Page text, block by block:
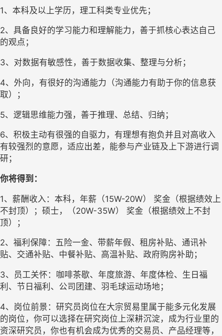
1、本科及以上学历，理工科类专业优先；
2、具备良好的学习能力和理解能力，善于抓核心表达自己
的观点；
3、对数据有敏感性，善于数据收集、整理与分析；
4、外向，有很好的沟通能力（沟通能力有助于你的信息获
取）；
5、逻辑思维能力强，善于推理、总结、归纳；
6、积极主动有很强的自驱力，有理想有抱负并且对高收入
有较强烈的意愿，适应出差，能参与产业链及上下游进行调
研；
你将得到：
1、薪酬收入：本科，年薪（15W-20W） 奖金（根据绩效上
不封顶）；硕士，（20W-35W） 奖金（根据绩效上不封
顶）；
2、福利保障：五险一金、带薪年假、租房补贴、通讯补
贴、交通补贴、中餐补贴、高温补贴、政府购房补助；
3、员工关怀：咖啡茶歇、年度旅游、年度体检、生日福
利、节日福利、公司团建、羽毛球运动场地；
4、岗位前景：研究员岗位在大宗贸易里属于能多元化发展
的岗位，你可以选择在研究岗位上深耕沉淀，成为行业里的
资深研究员，你也有机会成为优秀的交易员、产品经理等，